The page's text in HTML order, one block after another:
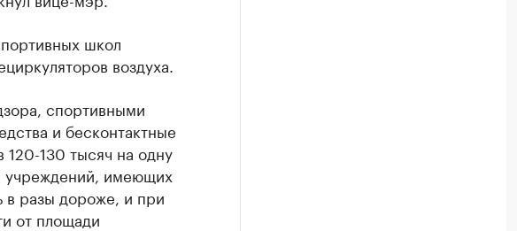
школ
воздуха.
спортивными
и бесконтактные
130 тысяч на одну
учреждений, имеющих
в разы дороже, и при
от площади